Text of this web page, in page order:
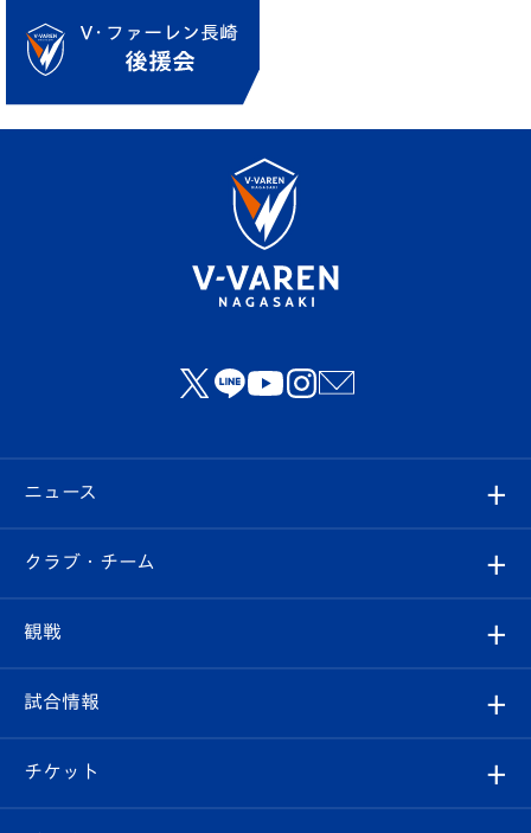
ニュース
すべて
クラブ
試合情報
クラブ・チーム
クラブ概要
エンブレム紹介
観戦
観戦ルール
はじめての観戦ガイド
試合情報
試合日程/結果
チケット